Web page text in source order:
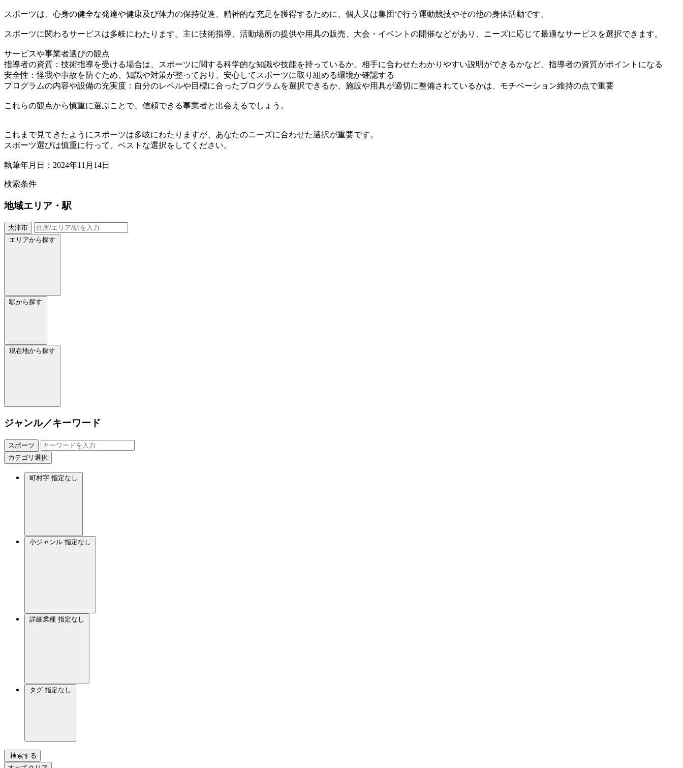
スポーツは、心身の健全な発達や健康及び体力の保持促進、精神的な充足を獲得するために、個人又は集団で行う運動競技やその他の身体活動です。
スポーツに関わるサービスは多岐にわたります。主に技術指導、活動場所の提供や用具の販売、大会・イベントの開催などがあり、ニーズに応じて最適なサービスを選択できます。
サービスや事業者選びの観点
指導者の資質：技術指導を受ける場合は、スポーツに関する科学的な知識や技能を持っているか、相手に合わせたわかりやすい説明ができるかなど、指導者の資質がポイントになる
安全性：怪我や事故を防ぐため、知識や対策が整っており、安心してスポーツに取り組める環境か確認する
プログラムの内容や設備の充実度：自分のレベルや目標に合ったプログラムを選択できるか、施設や用具が適切に整備されているかは、モチベーション維持の点で重要
これらの観点から慎重に選ぶことで、信頼できる事業者と出会えるでしょう。
これまで見てきたようにスポーツは多岐にわたりますが、あなたのニーズに合わせた選択が重要です。
スポーツ選びは慎重に行って、ベストな選択をしてください。
執筆年月日：2024年11月14日
検索条件
地域エリア・駅
大津市
エリアから探す
駅から探す
現在地から探す
ジャンル／キーワード
スポーツ
カテゴリ選択
町村字 指定なし
小ジャンル 指定なし
詳細業種 指定なし
タグ 指定なし
検索する